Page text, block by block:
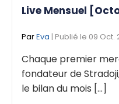
Live Mensuel
ParEva | Publié le 09 Oct.
Chaque premier
fondateur de
le bilan du mois [...]